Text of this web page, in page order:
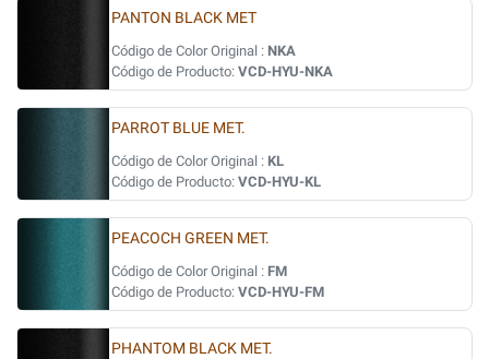
PANTON BLACK MET
Código de Color Original : NKA
Código de Producto: VCD-HYU-NKA
PARROT BLUE MET.
Código de Color Original : KL
Código de Producto: VCD-HYU-KL
PEACOCH GREEN MET.
Código de Color Original : FM
Código de Producto: VCD-HYU-FM
PHANTOM BLACK MET.